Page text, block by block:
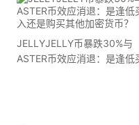
JELLYJELLY币暴跌30%与
ASTER币效应消退：是逢低